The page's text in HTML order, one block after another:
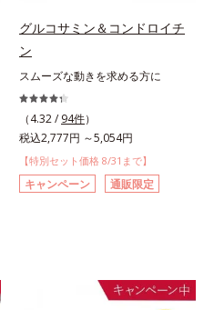
グルコサミン＆コンドロイチ
ン
スムーズな動きを求める方に
（4.32 / 94件）
税込2,777円 ～5,054円
【特別セット価格 8/31まで】
キャンペーン 通販限定